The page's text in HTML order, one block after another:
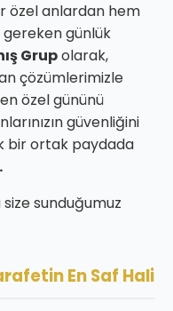
özel anlardan hem
günlük
Grupolarak,
çözümlerimizle
en özel gününü
güvenliğini
bir ortak paydada
size sunduğumuz
En Saf Hali